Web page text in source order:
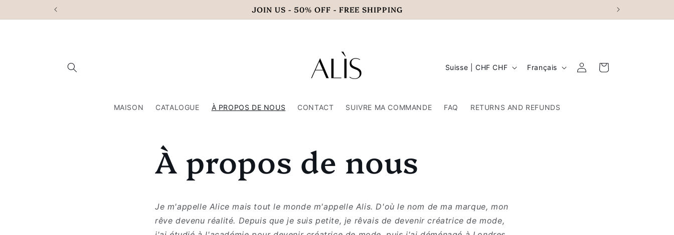
au
JOIN US - 50% OFF - FREE SHIPPING
MAISON CATALOGUE À PROPOS DE NOUS CONTACT SUIVRE MA COMMANDE FAQ RETURNS AND REFUNDS
P
y
i
o
Suisse | CHF CHF
L
n
Français ConnexionPanier
À propos de nous
Je m'appelle Alice mais tout le monde m'appelle Alis. D'où le nom de ma marque, mon
rêve devenu réalité. Depuis que je suis petite, je rêvais de devenir créatrice de mode,